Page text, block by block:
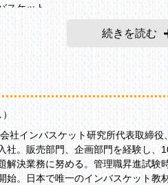
スケット
グのルール
和菓子を売る？」
ましょう？」
セスとは？
定力
続きを読む
社インバスケット研究所代表取締役
社。販売部門、企画部門を経験し
解決業務に努める。管理職昇進試
始。日本で唯一のインバスケット教